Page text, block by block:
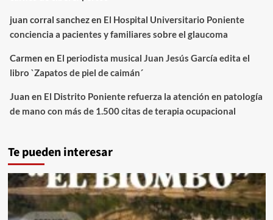
juan corral sanchezen El Hospital Universitario Poniente
conciencia a pacientes y familiares sobre el glaucoma
Carmen en El periodista musical Juan Jesús García edita el
libro `Zapatos de piel de caimán´
Juan en El Distrito Poniente refuerza la atención en patología
de mano con más de 1.500 citas de terapia ocupacional
Te pueden interesar